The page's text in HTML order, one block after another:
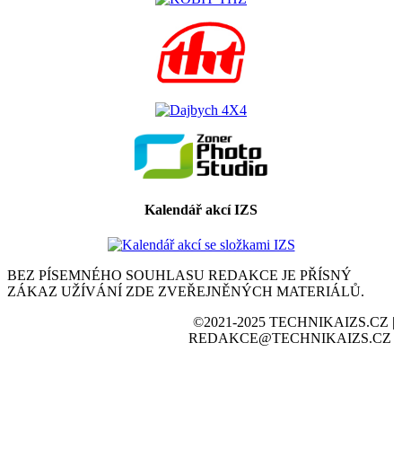
Kalendář akcí IZS
BEZ PÍSEMNÉHO SOUHLASU REDAKCE JE PŘÍSNÝ
ZÁKAZ UŽÍVÁNÍ ZDE ZVEŘEJNĚNÝCH MATERIÁLŮ.
©2021-2025 TECHNIKAIZS.CZ |
REDAKCE@TECHNIKAIZS.CZ